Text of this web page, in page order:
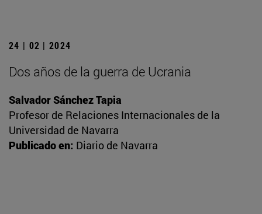
24 | 02 | 2024
Dos años de la guerra de Ucrania
Salvador Sánchez Tapia
Profesor de Relaciones Internacionales de la
Universidad de Navarra
Publicado en: Diario de Navarra